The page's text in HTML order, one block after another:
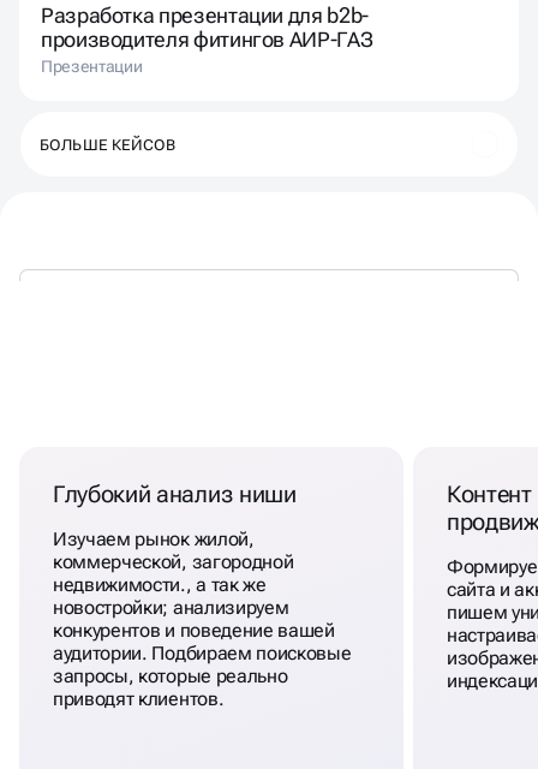
Разработка презентации для b2b-
производителя фитингов АИР-ГАЗ
Презентации
БОЛЬШЕ КЕЙСОВ
Глубокий анализ ниши
Изучаем рынок жилой,
коммерческой, загородной
недвижимости., а так же
новостройки; анализируем
конкурентов и поведение вашей
аудитории. Подбираем поисковые
запросы, которые реально
приводят клиентов.
Контент
сайта и
пишем